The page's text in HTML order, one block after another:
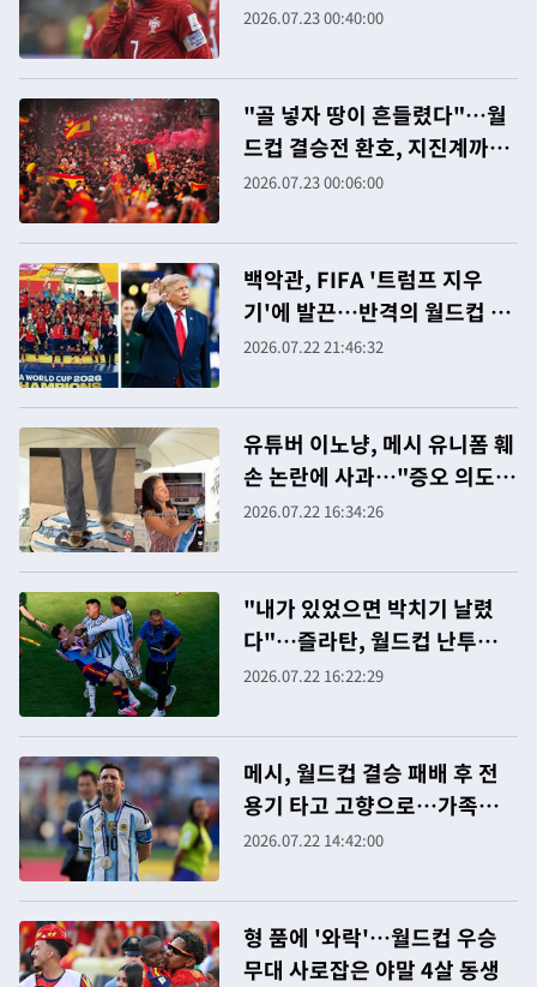
아요 논란
2026.07.23 00:40:00
"골 넣자 땅이 흔들렸다"…월
드컵 결승전 환호, 지진계까지
울렸다
2026.07.23 00:06:00
백악관, FIFA '트럼프 지우
기'에 발끈…반격의 월드컵 사
진 공개
2026.07.22 21:46:32
유튜버 이노냥, 메시 유니폼 훼
손 논란에 사과…"증오 의도
없었다"
2026.07.22 16:34:26
"내가 있었으면 박치기 날렸
다"…즐라탄, 월드컵 난투극
파레데스 맹폭
2026.07.22 16:22:29
메시, 월드컵 결승 패배 후 전
용기 타고 고향으로…가족과
함께 휴식
2026.07.22 14:42:00
형 품에 '와락'…월드컵 우승
무대 사로잡은 야말 4살 동생